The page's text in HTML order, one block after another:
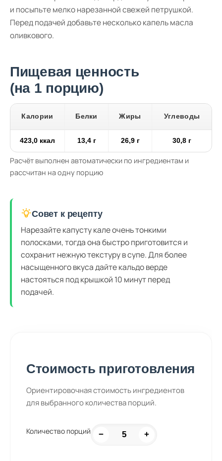
и посыпьте мелко нарезанной свежей петрушкой.
Перед подачей добавьте несколько капель масла
оливкового.
Пищевая ценность
(на 1 порцию)
Калории Белки Жиры Углеводы
423,0 ккал 13,4 г 26,9 г 30,8 г
Расчёт выполнен автоматически по ингредиентам и
рассчитан на одну порцию
Совет к рецепту
Нарезайте капусту кале очень тонкими
полосками, тогда она быстро приготовится и
сохранит нежную текстуру в супе. Для более
насыщенного вкуса дайте кальдо верде
настояться под крышкой 10 минут перед
подачей.
Стоимость приготовления
Ориентировочная стоимость ингредиентов
для выбранного количества порций.
Количество порций − +